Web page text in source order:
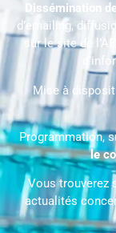
Dissémination
d’emailing,
sur le site de
Mise à
Programmation,
le
Vous trouverez
actualités